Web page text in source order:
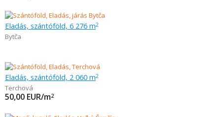
Eladás, szántóföld, 6 276 m2
Bytča
Eladás, szántóföld, 2 060 m2
Terchová
50,00 EUR/m2